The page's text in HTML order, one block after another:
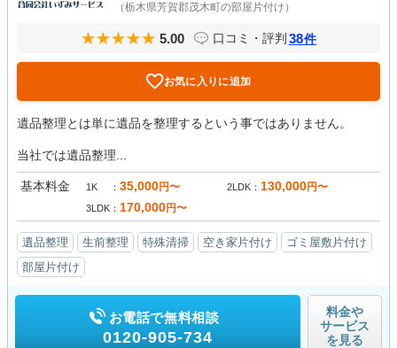
（栃木県芳賀郡茂木町の部屋片付け）
5.00 口コミ・評判 38件
お気に入りに追加
遺品整理とは単に遺品を整理するという事ではありません。
当社では遺品整理...
基本料金 1K 35,000円〜 2LDK 130,000円〜
3LDK 170,000円〜
遺品整理 生前整理 特殊清掃 空き家片付け
ゴミ屋敷片付け
部屋片付け
お電話で無料相談
0120-905-734
料金や
サービス
を見る